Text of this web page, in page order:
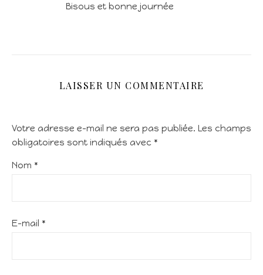
Bisous et bonne journée
LAISSER UN COMMENTAIRE
Votre adresse e-mail ne sera pas publiée. Les champs
obligatoires sont indiqués avec *
Nom *
E-mail *